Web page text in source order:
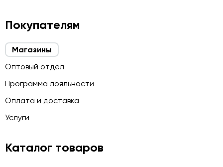
Покупателям
Магазины
Оптовый отдел
Программа лояльности
Оплата и доставка
Услуги
Каталог товаров